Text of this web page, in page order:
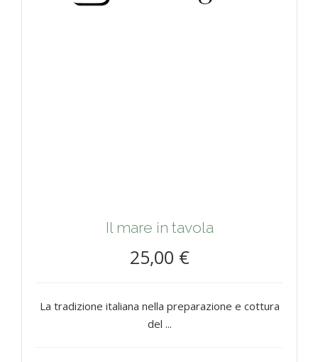
Il mare in tavola
25,00 €
La tradizione italiana nella preparazione e cottura
del ...